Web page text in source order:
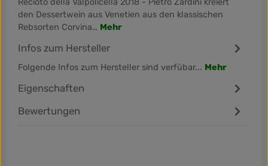
Recioto della Valpolicella 2018 - Pietro Zardini kreiert
den Dessertwein aus Venetien aus den klassischen
Rebsorten Corvina… Mehr
Infos zum Hersteller
Folgende Infos zum Hersteller sind verfübar... Mehr
Eigenschaften
Bewertungen